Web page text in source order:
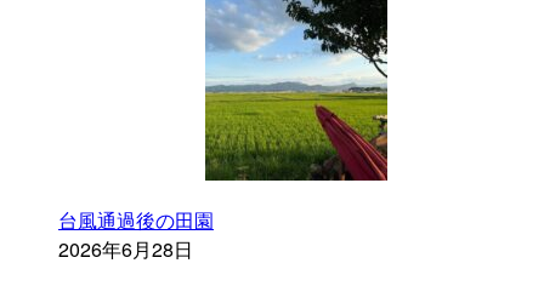
台風通過後の田園
2026年6月28日